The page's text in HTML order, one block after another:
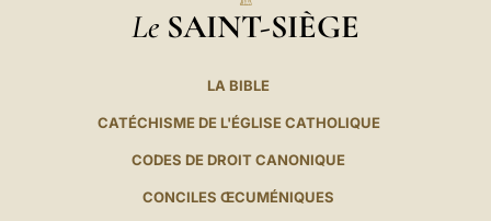
Le SAINT-SIÈGE
LA BIBLE
CATÉCHISME DE L'ÉGLISE CATHOLIQUE
CODES DE DROIT CANONIQUE
CONCILES ŒCUMÉNIQUES